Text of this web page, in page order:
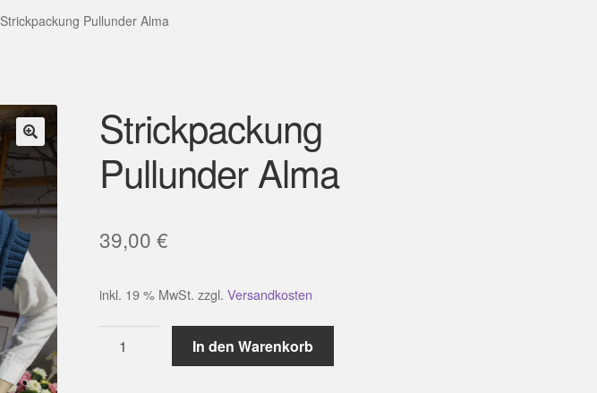
Strickpackung Pullunder Alma
🔍
Strickpackung
Pullunder Alma
39,00 €
inkl. 19 % MwSt. zzgl. Versandkosten
Pullunder
In den Warenkorb